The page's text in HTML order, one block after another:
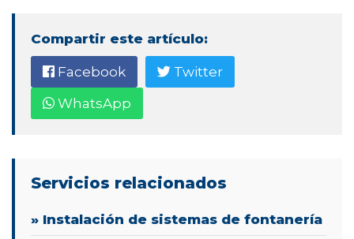
Compartir este artículo:
Facebook
Twitter
WhatsApp
Servicios relacionados
» Instalación de sistemas de fontanería